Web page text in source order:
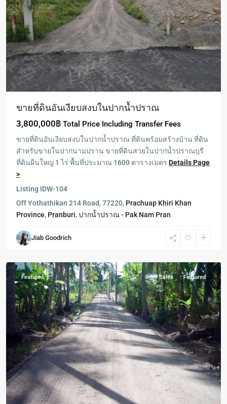
ขายที่ดินอันเงียบสงบในปากน้ำปราณ
3,800,000฿ Total Price Including Transfer Fees
ขายที่ดินอันเงียบสงบในปากน้ำปราณ ที่ดินพร้อมสร้างบ้าน ที่ดิน
สำหรับขายในปากนามปราน ขายที่ดินสวยในปากน้ำปราณบุรี
ที่ดินผืนใหญ่ 1 ไร่ พื้นที่ประมาณ 1600 ตารางเมตร Details Page
>
Listing IDW-104
Off Yothathikan 214 Road, 77220, Prachuap Khiri Khan
Province, Pranburi,ปากน้ำปราณ - Pak Nam Pran
Jiab Goodrich
Khao
Tao,
Featured Sales Featured